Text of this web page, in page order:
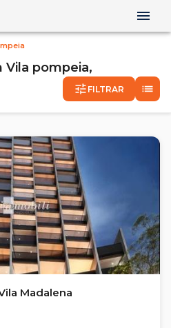
Vila pompeia,
FILTRAR
Madalena